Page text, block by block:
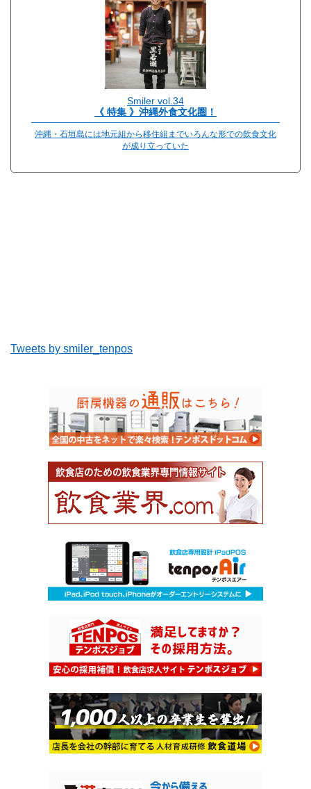
Smiler vol.34
《 特集 》沖縄外食文化圏！
沖縄・石垣島には地元組から移住組までいろんな形での飲食文化
が成り立っていた
Tweets by smiler_tenpos